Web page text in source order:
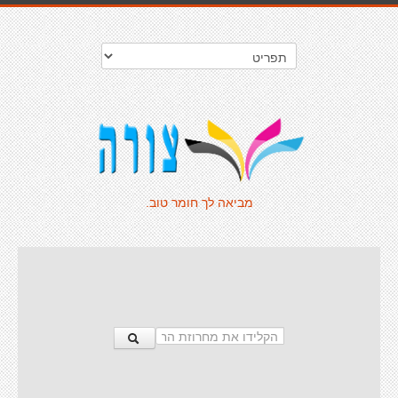
מביאה לך חומר טוב.